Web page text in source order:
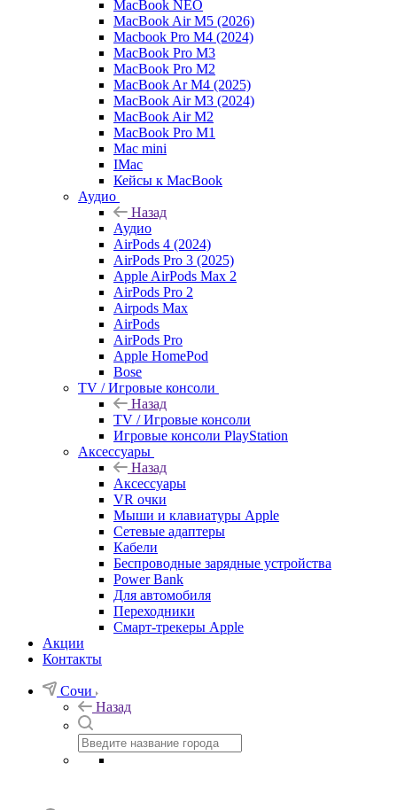
MacBook NEO
MacBook Air M5 (2026)
Macbook Pro M4 (2024)
MacBook Pro M3
MacBook Pro M2
MacBook Ar M4 (2025)
MacBook Air M3 (2024)
MacBook Air M2
MacBook Pro M1
Mac mini
IMac
Кейсы к MacBook
Аудио
Назад
Аудио
AirPods 4 (2024)
AirPods Pro 3 (2025)
Apple AirPods Max 2
AirPods Pro 2
Airpods Max
AirPods
AirPods Pro
Apple HomePod
Bose
TV / Игровые консоли
Назад
TV / Игровые консоли
Игровые консоли PlayStation
Аксессуары
Назад
Аксессуары
VR очки
Мыши и клавиатуры Apple
Сетевые адаптеры
Кабели
Беспроводные зарядные устройства
Power Bank
Для автомобиля
Переходники
Смарт-трекеры Apple
Акции
Контакты
Сочи
Назад